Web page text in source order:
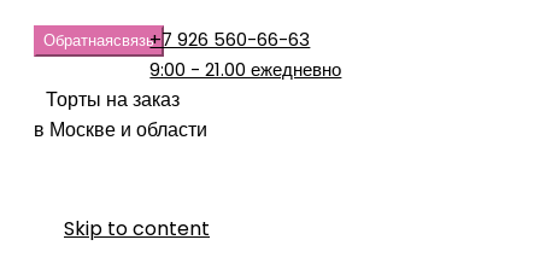
Обратнаясвязь+7 926 560-66-63
9:00 - 21.00 ежедневно
Торты на заказ
в Москве и области
Skip to content